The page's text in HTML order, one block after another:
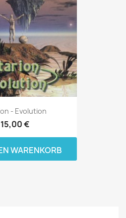
- Evolution
15,00 €
WARENKORB